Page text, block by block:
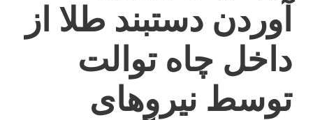
آوردن دستبند طلا از
داخل چاه توالت
توسط نیروهای